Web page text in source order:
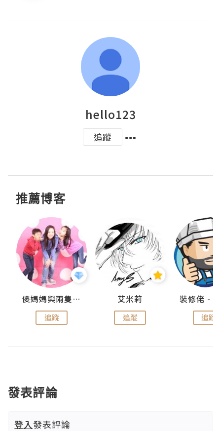
hello123
追蹤
推薦博客
儍媽媽與兩隻小魔怪之家
追蹤
艾米莉
追蹤 追蹤
發表評論
登入發表評論